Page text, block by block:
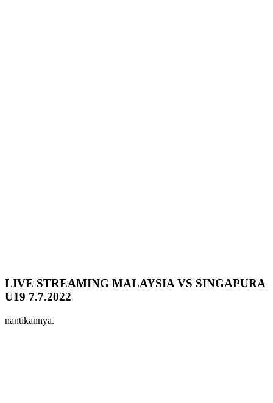
LIVE STREAMING MALAYSIA VS SINGAPURA
U19 7.7.2022
nantikannya.